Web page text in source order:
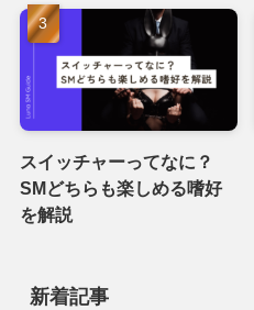
スイッチャーってなに？
SMどちらも楽しめる嗜好
を解説
新着記事